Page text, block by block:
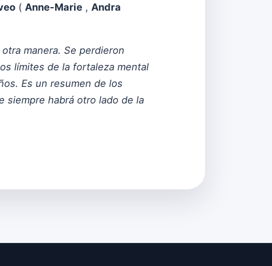
( Anne-Marie , Andra
manera. Se perdieron
límites de la fortaleza mental
Es un resumen de los
siempre habrá otro lado de la